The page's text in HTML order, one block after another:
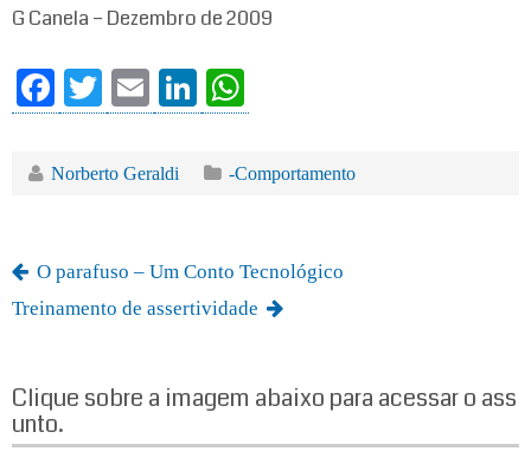
G Canela – Dezembro de 2009
Fa
ce
bo
T
wi
tte
E
m
ail
Li
nk
ed
ha
ts
Norberto Geraldi -Comportamento
O parafuso – Um Conto Tecnológico
Treinamento de assertividade
Clique sobre a imagem abaixo para acessar o ass
unto.